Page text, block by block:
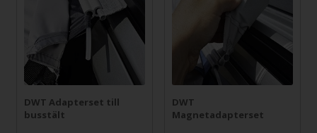
DWT Adapterset till
busstält
DWT
Magnetadapterset